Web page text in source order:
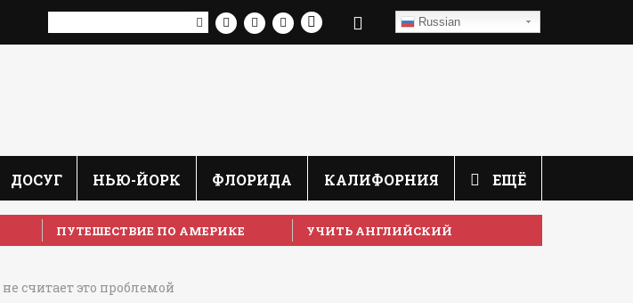
Russian
ДОСУГ НЬЮ-ЙОРК ФЛОРИДА КАЛИФОРНИЯ ЕЩЁ
ПУТЕШЕСТВИЕ ПО АМЕРИКЕ УЧИТЬ АНГЛИЙСКИЙ
считает это проблемой